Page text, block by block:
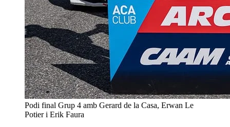
Podi final Grup 4 amb Gerard de la Casa, Erwan Le
Potier i Erik Faura